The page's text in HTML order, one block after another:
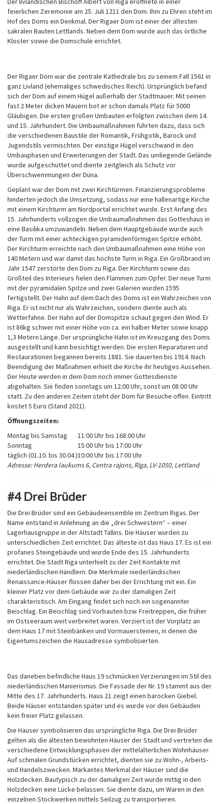
feierlichen Zeremonie am 25. Juli 1211 den Dom. Ihm zu Ehren steht im
Hof des Doms ein Denkmal. Der Rigaer Dom ist einer der ältesten
sakralen Bauten Lettlands. Neben dem Dom wurde auch das örtliche
Kloster sowie die Domschule errichtet.
Der Rigaer Dom war die zentrale Kathedrale bis zu seinem Fall 1561 in
ganz Livland (ehemaliges schwedisches Reich). Ursprünglich befand
sich der Dom auf einem Hügel außerhalb der Stadtmauer. Mit seinen
fast 2 Meter dicken Mauern bot er schon damals Platz für 5000
Gläubigen. Die ersten großen Umbauten erfolgten zwischen dem 14.
und 15. Jahrhundert. Die Umbaumaßnahmen führten dazu, dass sich
die verschiedenen Baustile der Romantik, Frühgotik, Barock und
Jugendstils vermischten. Der einstige Hügel verschwand in den
Umbauphasen und Erweiterungen der Stadt. Das umliegende Gelände
wurde aufgeschüttet und diente zeitgleich als Schutz vor
Überschwemmungen der Düna.
Geplant war der Dom mit zwei Kirchtürmen. Finanzierungsprobleme
hinderten jedoch die Umsetzung, sodass nur eine hallenartige Kirche
mit einem Kirchturm am Nordportal errichtet wurde. Erst Anfang des
15. Jahrhunderts vollzogen die Umbaumaßnahmen das Gotteshaus in
eine Basilika umzuwandeln. Neben dem Hauptgebäude wurde auch
der Turm mit einer achteckigen pyramidenförmigen Spitze erhöht.
Der Kirchturm erreichte nach den Umbaumaßnahmen eine Höhe von
140 Metern und war damit das höchste Turm in Riga. Ein Großbrand im
Jahr 1547 zerstörte den Dom zu Riga. Der Kirchturm sowie das
Großteil des Interieurs fielen den Flammen zum Opfer. Der neue Turm
mit der pyramidalen Spitze und zwei Galerien wurden 1595
fertigstellt. Der Hahn auf dem Dach des Doms ist ein Wahrzeichen von
Riga. Er ist nicht nur als Wahrzeichen, sondern diente auch als
Wetterfahne. Der Hahn auf der Domspitze schaut gegen den Wind. Er
ist 86kg schwer mit einer Höhe von ca. ein halber Meter sowie knapp
1,3 Metern Länge. Der ursprüngliche Hahn ist im Kreuzgang des Doms
ausgestellt und kann besichtigt werden. Die ersten Reparaturen und
Restaurationen begannen bereits 1881. Sie dauerten bis 1914. Nach
Beendigung der Maßnahmen erhielt die Kirche ihr heutiges Aussehen.
Der Heute werden in dem Dom noch immer Gottesdienste
abgehalten. Sie finden sonntags um 12:00 Uhr, sonst um 08:00 Uhr
statt. Zu den anderen Zeiten steht der Dom für Besuche offen. Eintritt
kostet 5 Euro (Stand 2021).
Öffnungszeiten:
Montag bis Samstag
11:00 Uhr bis 168:00 Uhr
Sonntag
15:00 Uhr bis 17:00 Uhr
täglich (01.10. bis 30.04.)10:00 Uhr bis 17:00 Uhr
Adresse: Herdera laukums 6, Centra rajons, Riga, LV-1050, Lettland
#4 Drei Brüder
Die Drei Brüder sind ein Gebäudeensemble im Zentrum Rigas. Der
Name entstand in Anlehnung an die „drei Schwestern“ – einer
Lagerhausgruppe in der Altstadt Tallins. Die Häuser wurden zu
unterschiedlichen Zeit errichtet. Das älteste ist das Haus 17. Es ist ein
profanes Steingebäude und wurde Ende des 15. Jahrhunderts
errichtet. Die Stadt Riga unterhielt zu der Zeit Kontakte mit
niederländischen Händlern. Die Merkmale niederländischen
Renaissance-Häuser flossen daher bei der Errichtung mit ein. Ein
kleiner Platz vor dem Gebäude war zu der damaligen Zeit
charakteristisch. Am Eingang findet sich noch ein sogenannter
Beischlag. Ein Beischlag sind Vorbauten bzw. Freitreppen, die früher
im Ostseeraum weit verbreitet waren. Verziert ist der Vorplatz an
dem Haus 17 mit Steinbänken und Vormauersteinen, in denen die
Eigentumszeichen die Hausadresse symbolisierten.
Das daneben befindliche Haus 19 schmücken Verzierungen im Stil des
niederländischen Manierismus. Die Fassade der Nr. 19 stammt aus der
Mitte des 17. Jahrhunderts. Haus 21 zeigt einen barocken Giebel.
Beide Häuser entstanden später und es wurde vor den Gebäuden
kein freier Platz gelassen.
Die Häuser symbolisieren das ursprüngliche Riga. Die Drei Brüder
gelten als die ältesten bewohnten Häuser der Stadt und vertreten die
verschiedene Entwicklungsphasen der mittelalterlichen Wohnhäuser.
Auf schmalen Grundstücken errichtet, dienten sie zu Wohn-, Arbeits-
und Handelszwecken. Markantes Merkmal der Häuser sind die
Holzdecken. Bautypisch zu der damaligen Zeit wurde mittig in den
Holzdecken eine Lücke belassen. Sie diente dazu, um Waren in den
einzelnen Stockwerken mittels Seilzug zu transportieren.